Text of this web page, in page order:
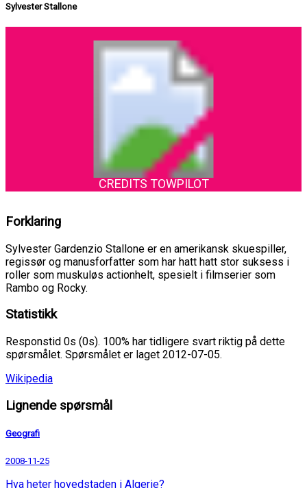
Sylvester Stallone
CREDITS TOWPILOT
Forklaring
Sylvester Gardenzio Stallone er en amerikansk skuespiller,
regissør og manusforfatter som har hatt hatt stor suksess i
roller som muskuløs actionhelt, spesielt i filmserier som
Rambo og Rocky.
Statistikk
Responstid 0s (0s). 100% har tidligere svart riktig på dette
spørsmålet. Spørsmålet er laget 2012-07-05.
Wikipedia
Lignende spørsmål
Geografi
2008-11-25
Hva heter hovedstaden i Algerie?